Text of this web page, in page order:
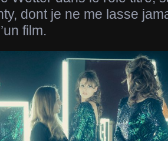
dont je ne me lasse
film.